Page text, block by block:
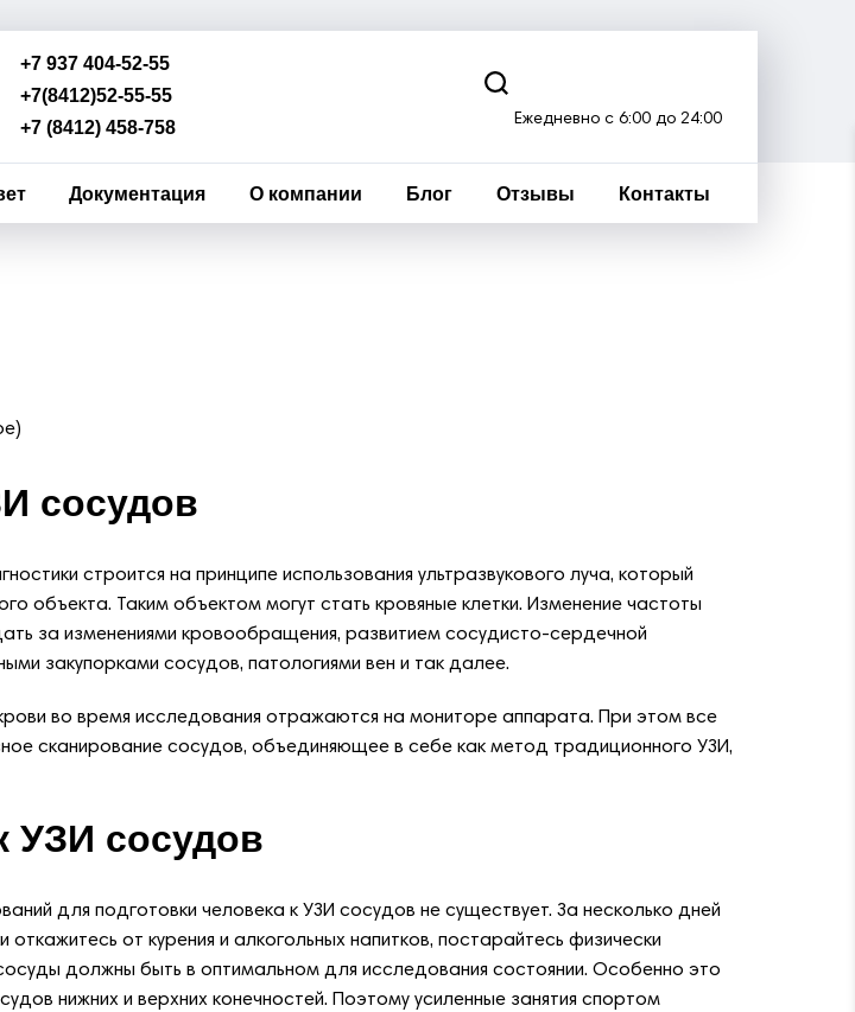
+7 937 404-52-55
+7(8412)52-55-55
+7 (8412) 458-758
Ежедневно с 6:00 до 24:00
Документация О компании Блог Отзывы Контакты
сосудов
строится на принципе использования ультразвукового луча, который
объекта. Таким объектом могут стать кровяные клетки. Изменение частоты
за изменениями кровообращения, развитием сосудисто-сердечной
закупорками сосудов, патологиями вен и так далее.
во время исследования отражаются на мониторе аппарата. При этом все
сканирование сосудов, объединяющее в себе как метод традиционного УЗИ,
УЗИ сосудов
для подготовки человека к УЗИ сосудов не существует. За несколько дней
откажитесь от курения и алкогольных напитков, постарайтесь физически
должны быть в оптимальном для исследования состоянии. Особенно это
нижних и верхних конечностей. Поэтому усиленные занятия спортом